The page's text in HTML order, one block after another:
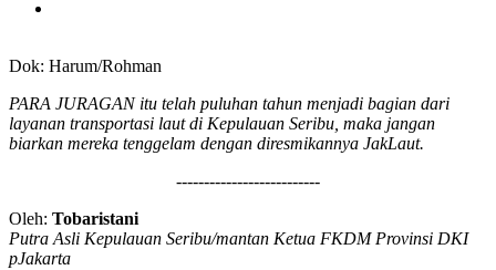
Dok: Harum/Rohman
PARA JURAGAN itu telah puluhan tahun menjadi bagian dari
layanan transportasi laut di Kepulauan Seribu, maka jangan
biarkan mereka tenggelam dengan diresmikannya JakLaut.
--------------------------
Oleh: Tobaristani
Putra Asli Kepulauan Seribu/mantan Ketua FKDM Provinsi DKI
pJakarta